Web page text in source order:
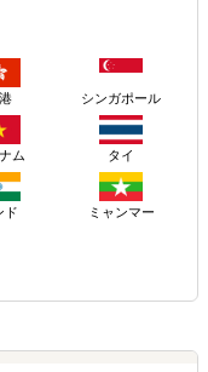
シンガポール
ム タイ
ド ミャンマー